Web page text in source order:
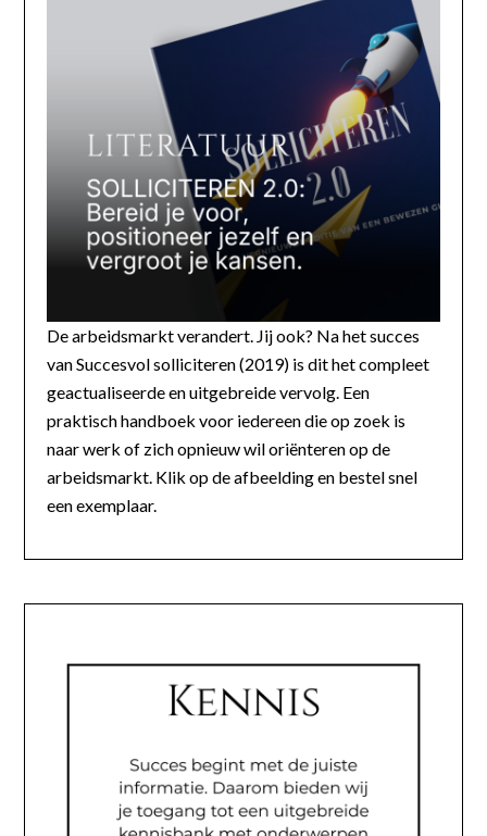
De arbeidsmarkt verandert. Jij ook? Na het succes
van Succesvol solliciteren (2019) is dit het compleet
geactualiseerde en uitgebreide vervolg. Een
praktisch handboek voor iedereen die op zoek is
naar werk of zich opnieuw wil oriënteren op de
arbeidsmarkt. Klik op de afbeelding en bestel snel
een exemplaar.